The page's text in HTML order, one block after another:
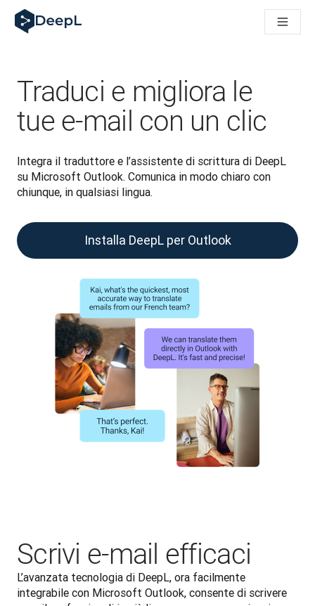
DeepL per gli agenti IA
Translation Flow di DeepL: Nuovi flussi di lavoro basati
Decifrare la fiducia nell'IA linguistica aziendale. A colloquio
Sistema di valutazione qualità traduzioni DeepL in sviluppo
Da traduzione testi a piattaforma vocale in tempo reale
Traduci e migliora le
tue e-mail con un clic
Integra il traduttore e l’assistente di scrittura di DeepL
su Microsoft Outlook. Comunica in modo chiaro con
chiunque, in qualsiasi lingua.
Installa DeepL per Outlook
Scrivi e-mail efficaci
L’avanzata tecnologia di DeepL, ora facilmente
integrabile con Microsoft Outlook, consente di scrivere